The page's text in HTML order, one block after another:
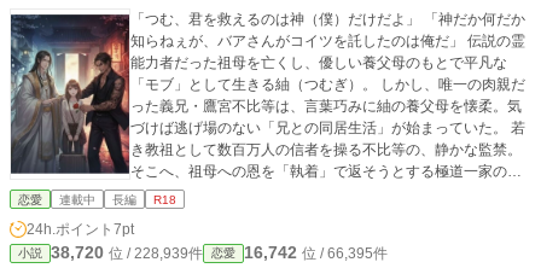
「つむ、君を救えるのは神（僕）だけだよ」 「神だか何だか
知らねぇが、バアさんがコイツを託したのは俺だ」 ​伝説の霊
能力者だった祖母を亡くし、優しい養父母のもとで平凡な
「モブ」として生きる紬（つむぎ）。 しかし、唯一の肉親だ
った義兄・鷹宮不比等は、言葉巧みに紬の養父母を懐柔。気
づけば逃げ場のない「兄との同居生活」が始まっていた。 ​若
き教祖として数百万人の信者を操る不比等の、静かな監禁。
そこへ、祖母への恩を「執着」で返そうとする極道一家の三
代目・紫雲寺羅漢が、土足で踏み込んでくる。 ​「お願い、二
場（極道）。 二人の怪物に挟まれた、つむの平穏なモブライ
フは音を立てて崩れていく。 神と仏が火花を散らす、逃げ場
恋愛 連載中 長編 R18
24h.ポイント 7pt
小説 38,720 位 / 228,939件 恋愛 16,742 位 / 66,395件